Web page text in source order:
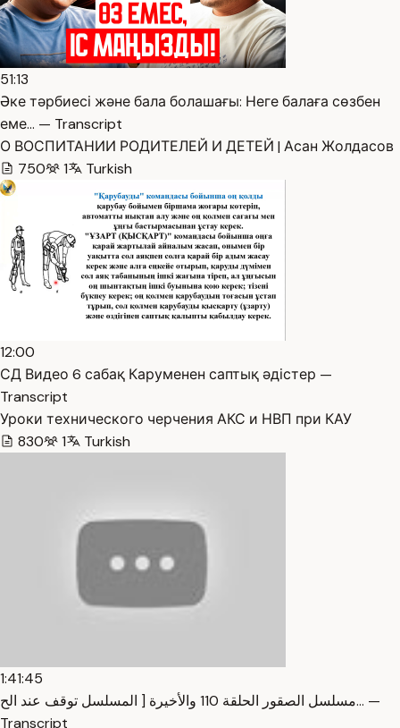
51:13
Әке тәрбиесі және бала болашағы: Неге балаға сөзбен
еме… — Transcript
О ВОСПИТАНИИ РОДИТЕЛЕЙ И ДЕТЕЙ | Асан Жолдасов
750
1 Turkish
12:00
СД Видео 6 сабақ Каруменен саптық әдістер —
Transcript
Уроки технического черчения АКС и НВП при КАУ
830
1 Turkish
1:41:45
مسلسل الصقور الحلقة 110 والأخيرة [ المسلسل توقف عند الح… —
Transcript